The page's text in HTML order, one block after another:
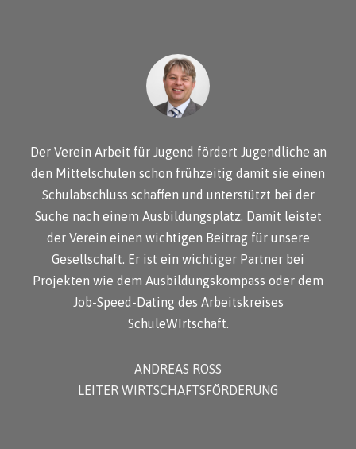
Der Verein Arbeit für Jugend fördert Jugendliche an
den Mittelschulen schon frühzeitig damit sie einen
Schulabschluss schaffen und unterstützt bei der
Suche nach einem Ausbildungsplatz. Damit leistet
der Verein einen wichtigen Beitrag für unsere
Gesellschaft. Er ist ein wichtiger Partner bei
Projekten wie dem Ausbildungskompass oder dem
Job-Speed-Dating des Arbeitskreises
SchuleWIrtschaft.
ANDREAS ROSS
LEITER WIRTSCHAFTSFÖRDERUNG